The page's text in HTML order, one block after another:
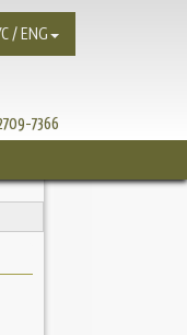
7366
/ ENG